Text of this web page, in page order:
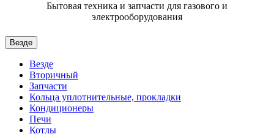
Бытовая техника и запчасти для газового и
электрооборудования
Везде
Везде
Вторичный
Запчасти
Кольца уплотнительные, прокладки
Кондиционеры
Печи
Котлы